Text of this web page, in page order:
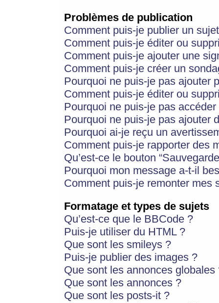
Problèmes de publication
Comment puis-je publier un
Comment puis-je éditer ou
Comment puis-je ajouter une
Comment puis-je créer un
Pourquoi ne puis-je pas ajouter
Comment puis-je éditer ou
Pourquoi ne puis-je pas
Pourquoi ne puis-je pas ajouter
Pourquoi ai-je reçu un
Comment puis-je rapporter des
Qu’est-ce le bouton
Pourquoi mon message a-t-il
Comment puis-je remonter mes
Formatage et types de sujets
Qu’est-ce que le BBCode ?
Puis-je utiliser du HTML ?
Que sont les smileys ?
Puis-je publier des images ?
Que sont les annonces globales
Que sont les annonces ?
Que sont les posts-it ?